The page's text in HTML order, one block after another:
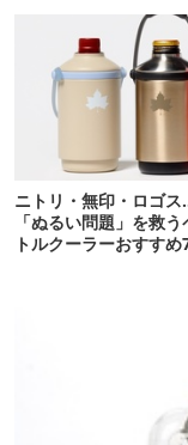
ニトリ・無印・ロゴ
「ぬるい問題」を救
トルクーラーおすすめ